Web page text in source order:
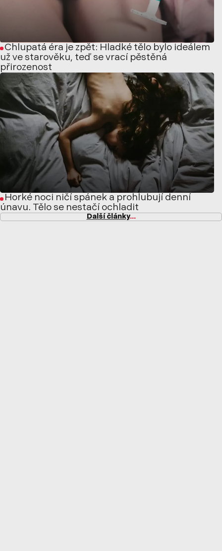
Chlupatá éra je zpět: Hladké tělo bylo ideálem
už ve starověku, teď se vrací pěstěná
přirozenost
Horké noci ničí spánek a prohlubují denní
únavu. Tělo se nestačí ochladit
Další články...